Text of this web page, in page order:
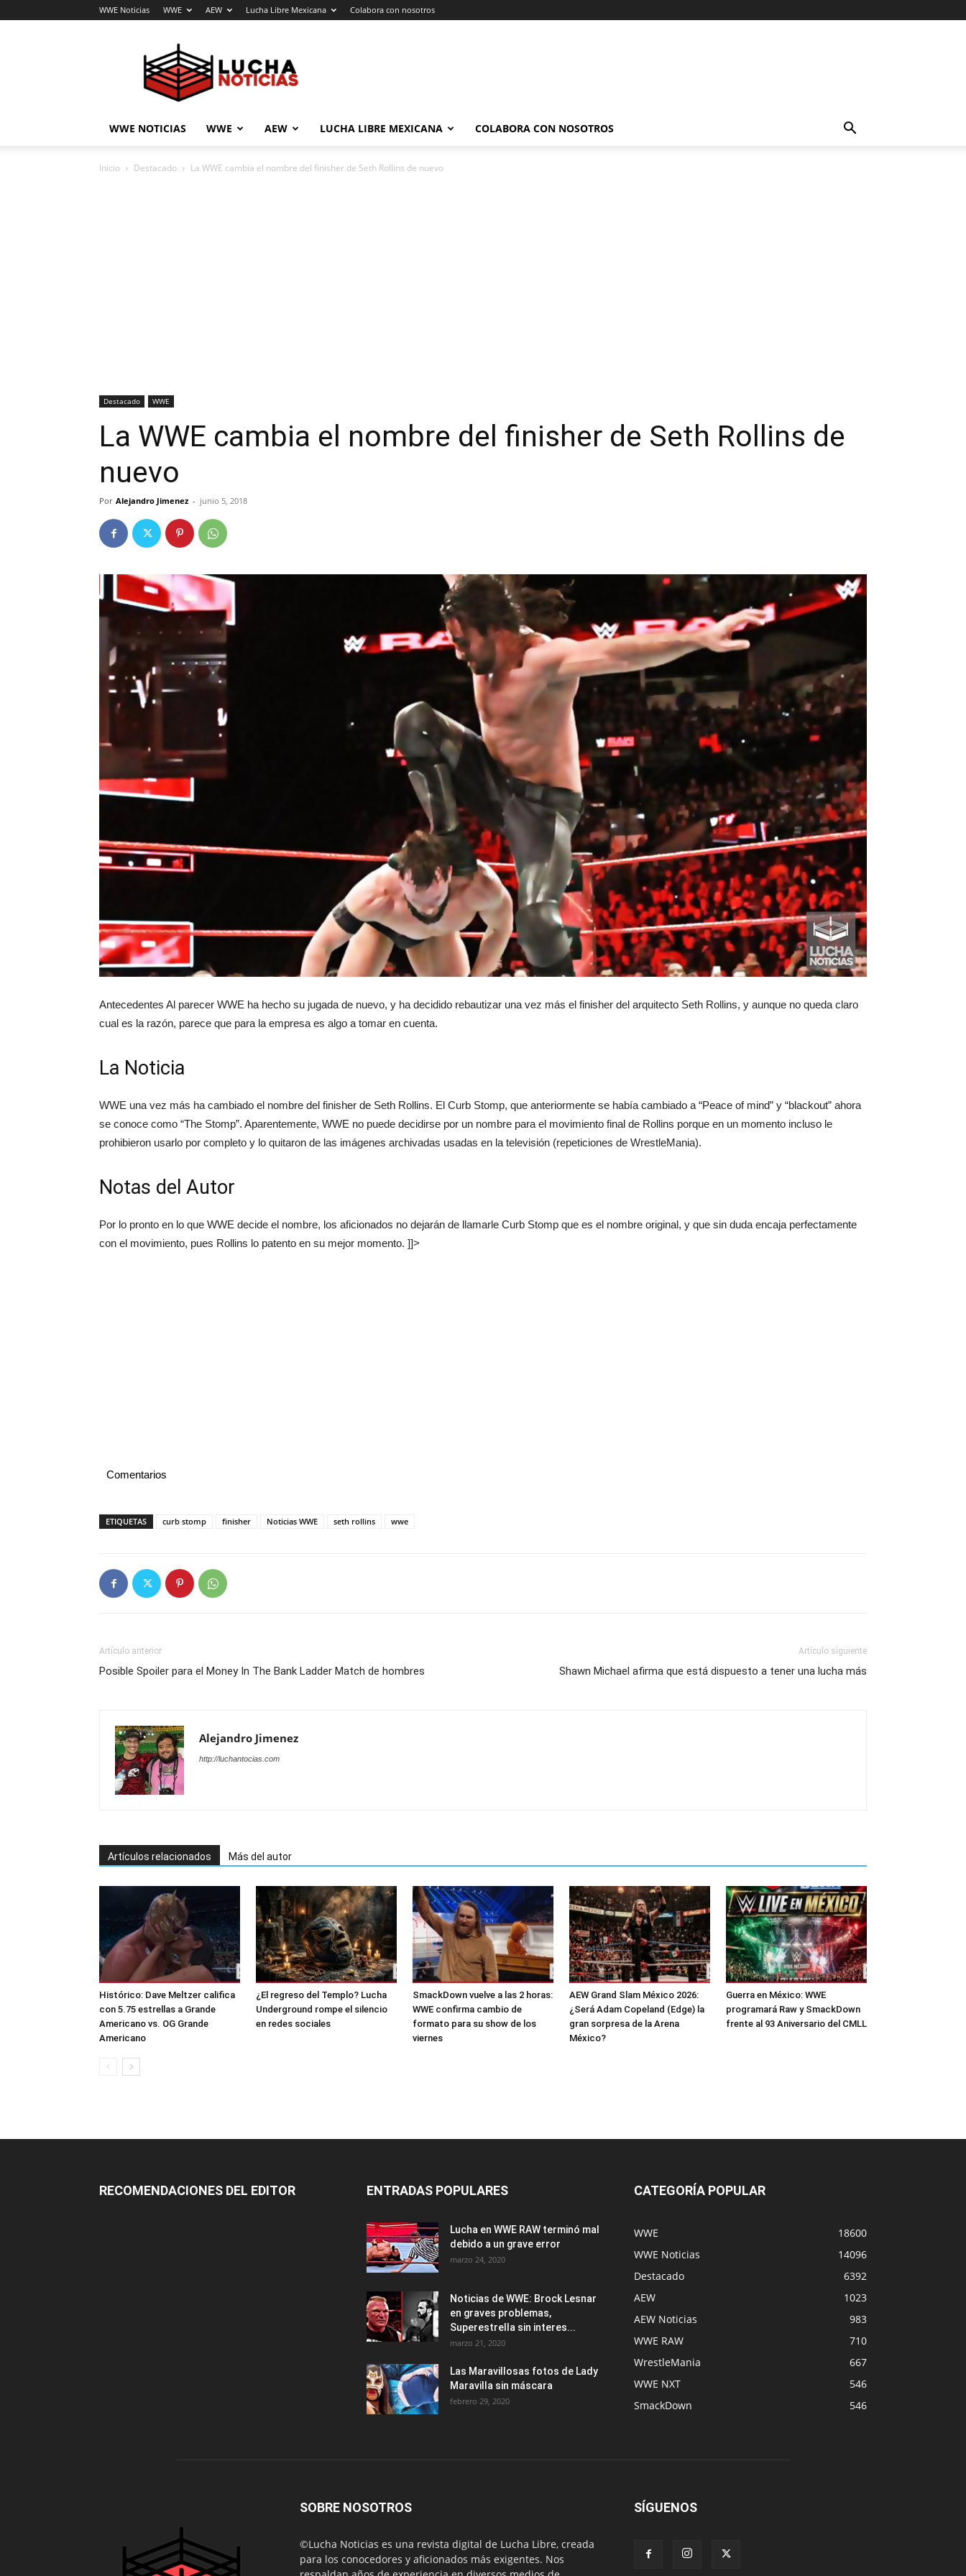
WWE Noticias WWE AEW Lucha Libre Mexicana Colabora con nosotros
Noticias
WWE NOTICIAS WWE AEW LUCHA LIBRE MEXICANA COLABORA CON NOSOTROS
Inicio Destacado La WWE cambia el nombre del finisher de Seth Rollins de nuevo
Destacado WWE
La WWE cambia el nombre del finisher de Seth Rollins de
nuevo
Por Alejandro Jimenez - junio 5, 2018
Antecedentes Al parecer WWE ha hecho su jugada de nuevo, y ha decidido rebautizar una vez más el finisher del arquitecto Seth Rollins, y aunque no queda claro
cual es la razón, parece que para la empresa es algo a tomar en cuenta.
La Noticia
WWE una vez más ha cambiado el nombre del finisher de Seth Rollins. El Curb Stomp, que anteriormente se había cambiado a “Peace of mind” y “blackout” ahora
se conoce como “The Stomp”. Aparentemente, WWE no puede decidirse por un nombre para el movimiento final de Rollins porque en un momento incluso le
prohibieron usarlo por completo y lo quitaron de las imágenes archivadas usadas en la televisión (repeticiones de WrestleMania).
Notas del Autor
Por lo pronto en lo que WWE decide el nombre, los aficionados no dejarán de llamarle Curb Stomp que es el nombre original, y que sin duda encaja perfectamente
con el movimiento, pues Rollins lo patento en su mejor momento. ]]>
Comentarios
ETIQUETAS curb stomp finisher Noticias WWE seth rollins wwe
Artículo anterior
Posible Spoiler para el Money In The Bank Ladder Match de hombres
Artículo siguiente
Shawn Michael afirma que está dispuesto a tener una lucha más
Alejandro Jimenez
http://luchantocias.com
Artículos relacionados Más del autor
Histórico: Dave Meltzer califica
con 5.75 estrellas a Grande
Americano vs. OG Grande
Americano
¿El regreso del Templo? Lucha
Underground rompe el silencio
en redes sociales
SmackDown vuelve a las 2 horas:
WWE confirma cambio de
formato para su show de los
viernes
AEW Grand Slam México 2026:
¿Será Adam Copeland (Edge) la
gran sorpresa de la Arena
México?
Guerra en México: WWE
programará Raw y SmackDown
frente al 93 Aniversario del CMLL
RECOMENDACIONES DEL EDITOR ENTRADAS POPULARES
Lucha en WWE RAW terminó mal
debido a un grave error
marzo 24, 2020
Noticias de WWE: Brock Lesnar
en graves problemas,
Superestrella sin interes...
marzo 21, 2020
Las Maravillosas fotos de Lady
Maravilla sin máscara
febrero 29, 2020
CATEGORÍA POPULAR
WWE
18600
WWE Noticias
14096
Destacado
6392
AEW
1023
AEW Noticias
983
WWE RAW
710
WrestleMania
667
WWE NXT
546
SmackDown
546
SOBRE NOSOTROS
©Lucha Noticias es una revista digital de Lucha Libre, creada
para los conocedores y aficionados más exigentes. Nos
SÍGUENOS